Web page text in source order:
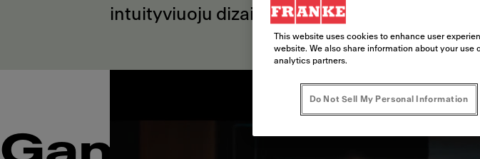
intuityviuoju dizainu.
This website uses cookies to enhance user
website. We also share information about your use
analytics partners.
Do Not Sell My Personal Information